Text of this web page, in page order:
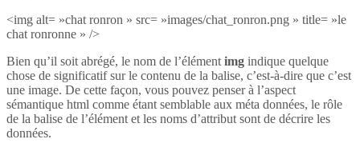
<img alt= »chat ronron » src= »images/chat_ronron.png » title= »le
chat ronronne » />
Bien qu’il soit abrégé, le nom de l’élément img indique quelque
chose de significatif sur le contenu de la balise, c’est-à-dire que c’est
une image. De cette façon, vous pouvez penser à l’aspect
sémantique html comme étant semblable aux méta données, le rôle
de la balise de l’élément et les noms d’attribut sont de décrire les
données.